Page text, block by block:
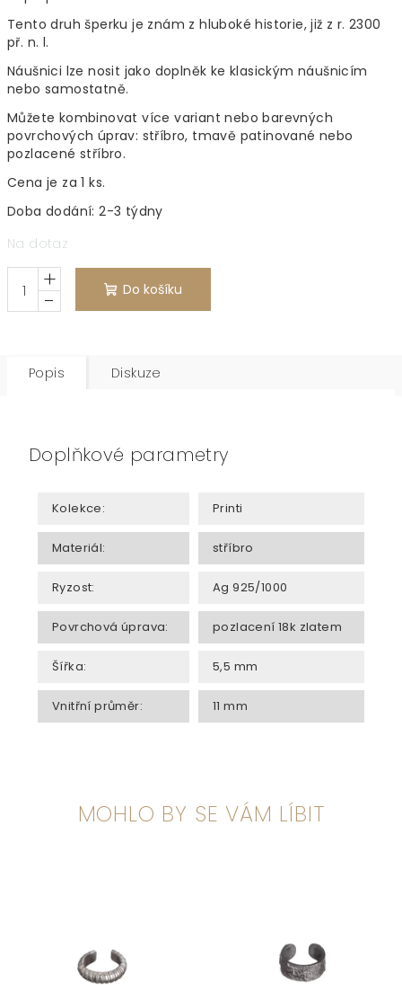
Tento druh šperku je znám z hluboké historie, již z r. 2300
př. n. l.
Náušnici lze nosit jako doplněk ke klasickým náušnicím
nebo samostatně.
Můžete kombinovat více variant nebo barevných
povrchových úprav: stříbro, tmavě patinované nebo
pozlacené stříbro.
Cena je za 1 ks.
Doba dodání: 2-3 týdny
Na dotaz
+
− Do košíku
Popis Diskuze
Doplňkové parametry
Kolekce: Printi
Materiál: stříbro
Ryzost: Ag 925/1000
Povrchová úprava: pozlacení 18k zlatem
Šířka: 5,5 mm
Vnitřní průměr: 11 mm
MOHLO BY SE VÁM LÍBIT